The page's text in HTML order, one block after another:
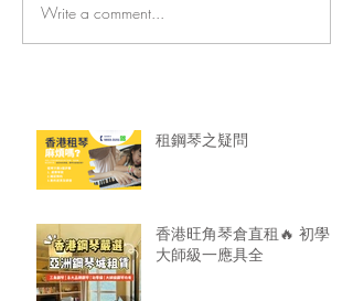
香港旺角琴倉直租🔥 初學
大師級一應具全
Write a comment...
租鋼琴之疑問
香港旺角琴倉直租🔥 初學
大師級一應具全